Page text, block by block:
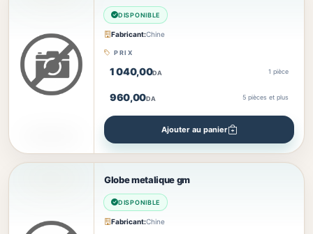
DISPONIBLE
Fabricant:Chine
PRIX
1 040,00DA 1 pièce
960,00DA 5 pièces et plus
Ajouter au panier
Globe metalique gm
DISPONIBLE
Fabricant:Chine